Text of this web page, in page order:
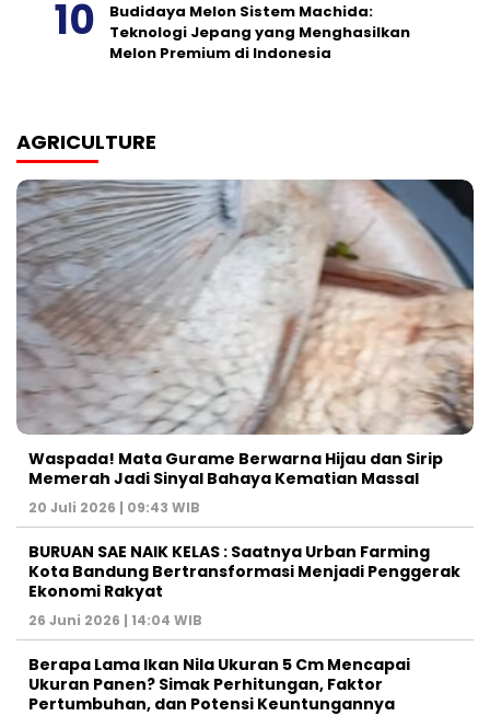
Budidaya Melon Sistem Machida:
Teknologi Jepang yang Menghasilkan
Melon Premium di Indonesia
AGRICULTURE
Waspada! Mata Gurame Berwarna Hijau dan Sirip
Memerah Jadi Sinyal Bahaya Kematian Massal
20 Juli 2026 | 09:43 WIB
BURUAN SAE NAIK KELAS : Saatnya Urban Farming
Kota Bandung Bertransformasi Menjadi Penggerak
Ekonomi Rakyat
26 Juni 2026 | 14:04 WIB
Berapa Lama Ikan Nila Ukuran 5 Cm Mencapai
Ukuran Panen? Simak Perhitungan, Faktor
Pertumbuhan, dan Potensi Keuntungannya